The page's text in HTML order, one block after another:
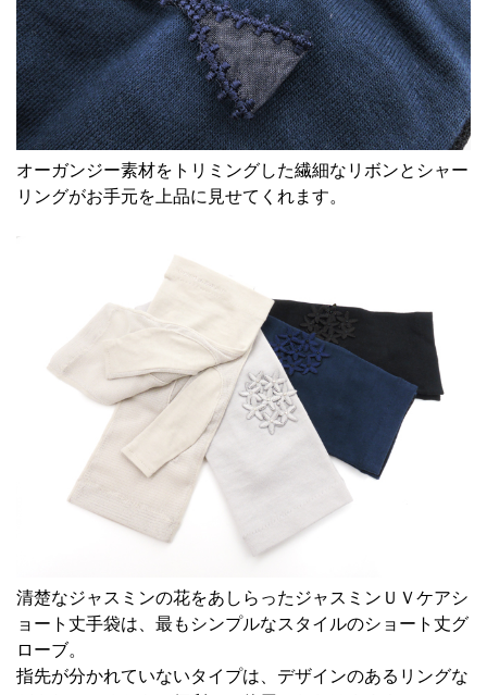
オーガンジー素材をトリミングした繊細なリボンとシャー
リングがお手元を上品に見せてくれます。
清楚なジャスミンの花をあしらったジャスミンＵＶケアシ
ョート丈手袋は、最もシンプルなスタイルのショート丈グ
ローブ。
指先が分かれていないタイプは、デザインのあるリングな